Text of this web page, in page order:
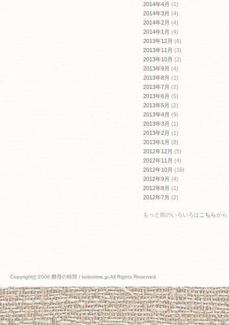
2014年4月 (1)
2014年3月 (4)
2014年2月 (4)
2014年1月 (4)
2013年12月 (6)
2013年11月 (3)
2013年10月 (2)
2013年9月 (4)
2013年8月 (1)
2013年7月 (2)
2013年6月 (5)
2013年5月 (2)
2013年4月 (9)
2013年3月 (1)
2013年2月 (1)
2013年1月 (8)
2012年12月 (5)
2012年11月 (4)
2012年10月 (16)
2012年9月 (4)
2012年8月 (1)
2012年7月 (2)
もっと前のいろいろは こちらから
Copyright© 2006 酵母の時間 / kobotime.jp All Rights Reserved.